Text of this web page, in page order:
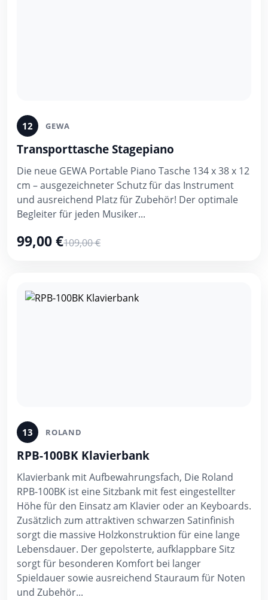
12 GEWA
Transporttasche Stagepiano
Die neue GEWA Portable Piano Tasche 134 x 38 x 12
cm – ausgezeichneter Schutz für das Instrument
und ausreichend Platz für Zubehör! Der optimale
Begleiter für jeden Musiker...
99,00 €109,00 €
13 ROLAND
RPB-100BK Klavierbank
Klavierbank mit Aufbewahrungsfach, Die Roland
RPB-100BK ist eine Sitzbank mit fest eingestellter
Höhe für den Einsatz am Klavier oder an Keyboards.
Zusätzlich zum attraktiven schwarzen Satinfinish
sorgt die massive Holzkonstruktion für eine lange
Lebensdauer. Der gepolsterte, aufklappbare Sitz
sorgt für besonderen Komfort bei langer
Spieldauer sowie ausreichend Stauraum für Noten
und Zubehör...